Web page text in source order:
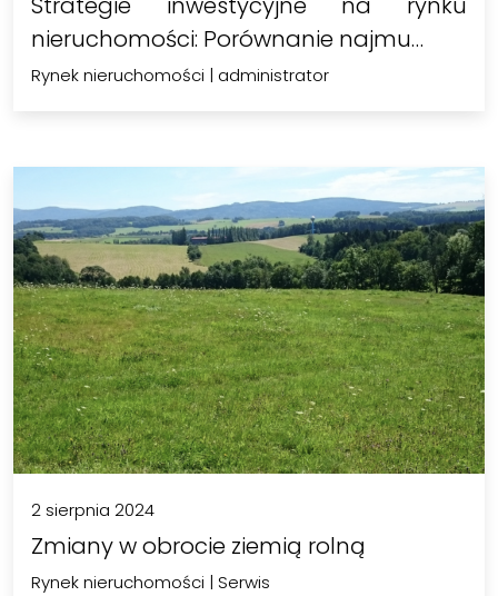
nieruchomości: Porównanie najmu…
Rynek nieruchomości | administrator
2 sierpnia 2024
Zmiany w obrocie ziemią rolną
Rynek nieruchomości | Serwis